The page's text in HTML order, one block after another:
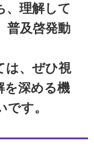
、理解して
普及啓発動
は、ぜひ視
を深める機
す。